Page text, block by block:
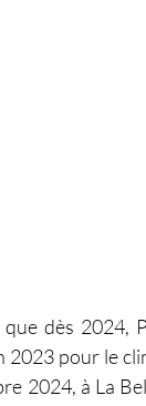
dès 2024,
2023 pour le
2024, à La